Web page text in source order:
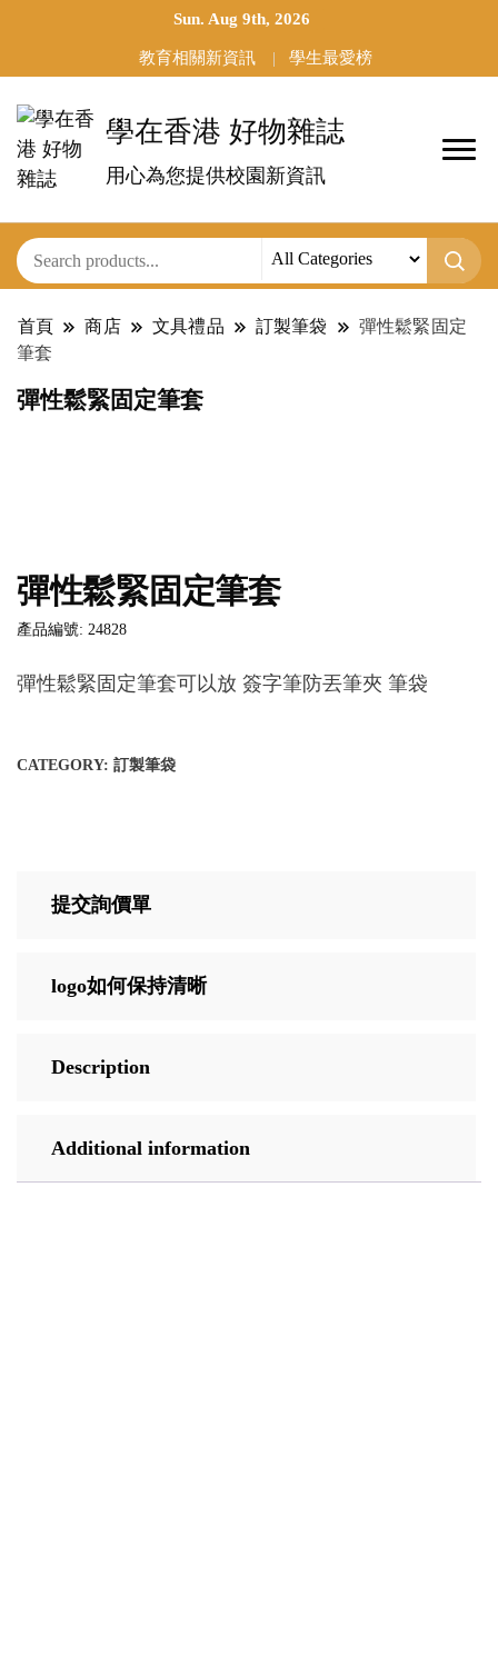
Sun. Aug 9th, 2026
教育相關新資訊 學生最愛榜
學在香港 好物雜誌
用心為您提供校園新資訊
首頁 商店 文具禮品 訂製筆袋
彈性鬆緊固定
筆套
彈性鬆緊固定筆套
彈性鬆緊固定筆套
產品編號: 24828
彈性鬆緊固定筆套可以放 簽字筆防丟筆夾 筆袋
CATEGORY: 訂製筆袋
提交詢價單
logo如何保持清晰
Description
Additional information